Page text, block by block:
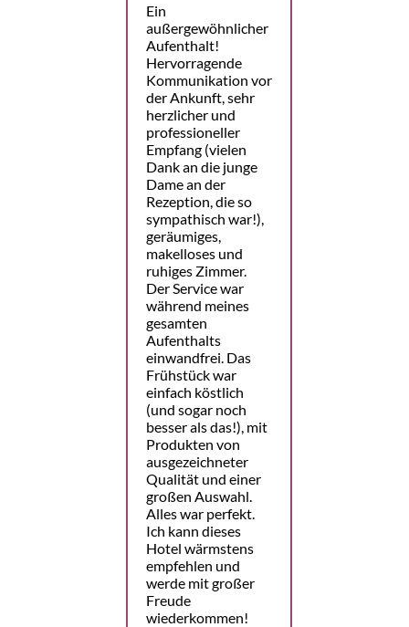
Ein
außergewöhnlicher
Aufenthalt!
Hervorragende
Kommunikation vor
der Ankunft, sehr
herzlicher und
professioneller
Empfang (vielen
Dank an die junge
Dame an der
Rezeption, die so
sympathisch war!),
geräumiges,
makelloses und
ruhiges Zimmer.
Der Service war
während meines
gesamten
Aufenthalts
einwandfrei. Das
Frühstück war
einfach köstlich
(und sogar noch
besser als das!), mit
Produkten von
ausgezeichneter
Qualität und einer
großen Auswahl.
Alles war perfekt.
Ich kann dieses
Hotel wärmstens
empfehlen und
werde mit großer
Freude
wiederkommen!